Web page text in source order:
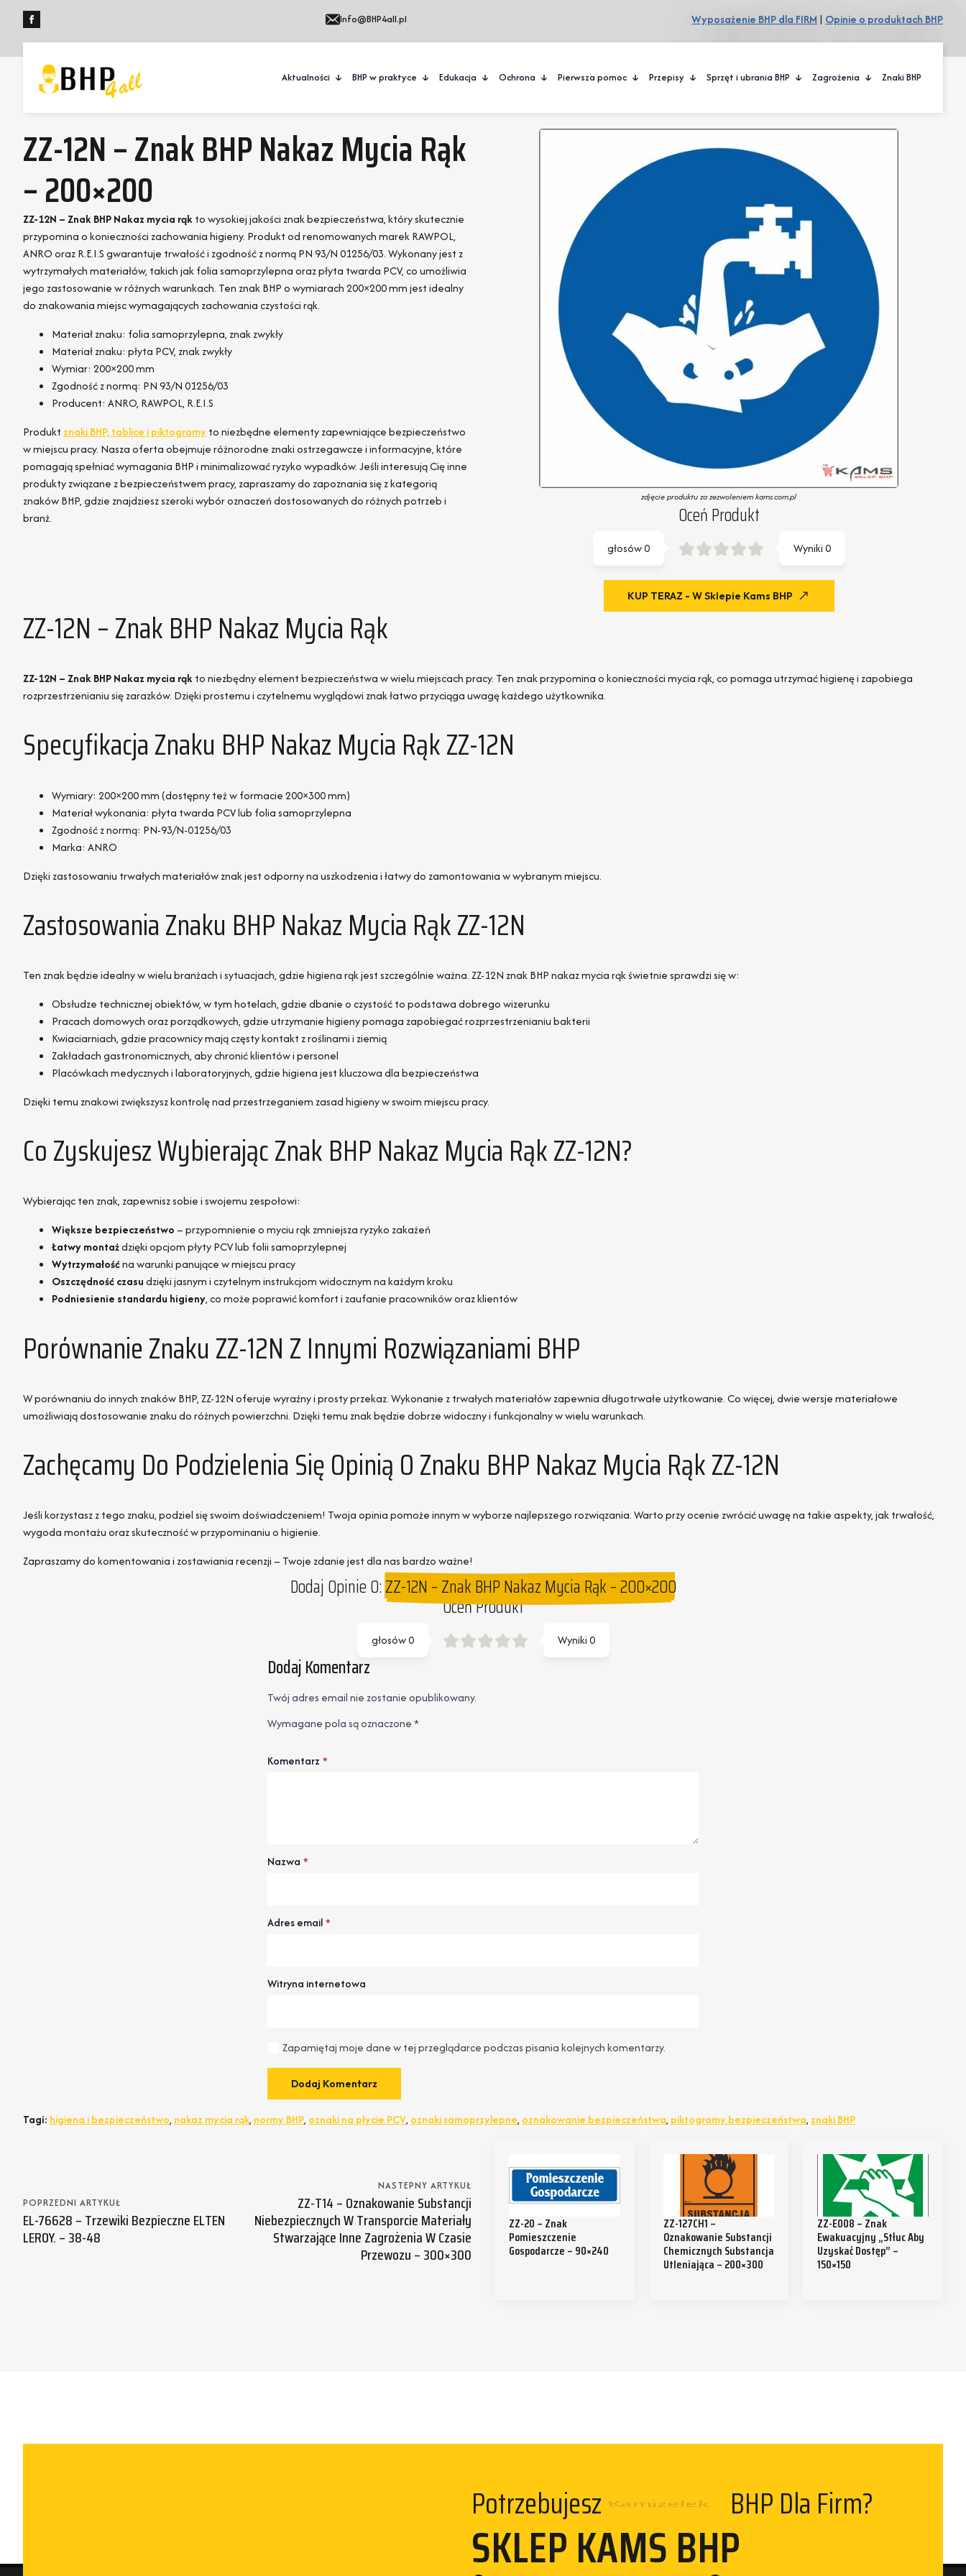
Info@BHP4all.pl Wyposażenie BHP dla FIRM | Opinie o produktach BHP
Aktualności BHP w praktyce Edukacja Ochrona Pierwsza pomoc Przepisy Sprzęt i ubrania BHP Zagrożenia Znaki BHP
ZZ-12N – Znak BHP Nakaz Mycia Rąk
– 200×200
ZZ-12N – Znak BHP Nakaz mycia rąkto wysokiej jakości znak bezpieczeństwa, który skutecznie
przypomina o konieczności zachowania higieny. Produkt od renomowanych marek RAWPOL,
ANRO oraz R.E.I.S gwarantuje trwałość i zgodność z normą PN 93/N 01256/03. Wykonany jest z
wytrzymałych materiałów, takich jak folia samoprzylepna oraz płyta twarda PCV, co umożliwia
jego zastosowanie w różnych warunkach. Ten znak BHP o wymiarach 200×200 mm jest idealny
do znakowania miejsc wymagających zachowania czystości rąk.
Materiał znaku: folia samoprzylepna, znak zwykły
Materiał znaku: płyta PCV, znak zwykły
Wymiar: 200×200 mm
Zgodność z normą: PN 93/N 01256/03
Producent: ANRO, RAWPOL, R.E.I.S
Produkt znaki BHP, tablice i piktogramyto niezbędne elementy zapewniające bezpieczeństwo
w miejscu pracy. Nasza oferta obejmuje różnorodne znaki ostrzegawcze i informacyjne, które
pomagają spełniać wymagania BHP i minimalizować ryzyko wypadków. Jeśli interesują Cię inne
produkty związane z bezpieczeństwem pracy, zapraszamy do zapoznania się z kategorią
znaków BHP, gdzie znajdziesz szeroki wybór oznaczeń dostosowanych do różnych potrzeb i
branż.
zdjęcie produktu za zezwoleniem kams.com.pl
Oceń Produkt
Wyniki0
głosów0
KUP TERAZ - W Sklepie Kams BHP
ZZ-12N – Znak BHP Nakaz Mycia Rąk
ZZ-12N – Znak BHP Nakaz mycia rąkto niezbędny element bezpieczeństwa w wielu miejscach pracy. Ten znak przypomina o konieczności mycia rąk, co pomaga utrzymać higienę i zapobiega
rozprzestrzenianiu się zarazków. Dzięki prostemu i czytelnemu wyglądowi znak łatwo przyciąga uwagę każdego użytkownika.
Specyfikacja Znaku BHP Nakaz Mycia Rąk ZZ-12N
Wymiary: 200×200 mm (dostępny też w formacie 200×300 mm)
Materiał wykonania: płyta twarda PCV lub folia samoprzylepna
Zgodność z normą: PN-93/N-01256/03
Marka: ANRO
Dzięki zastosowaniu trwałych materiałów znak jest odporny na uszkodzenia i łatwy do zamontowania w wybranym miejscu.
Zastosowania Znaku BHP Nakaz Mycia Rąk ZZ-12N
Ten znak będzie idealny w wielu branżach i sytuacjach, gdzie higiena rąk jest szczególnie ważna. ZZ-12N znak BHP nakaz mycia rąk świetnie sprawdzi się w:
Obsłudze technicznej obiektów, w tym hotelach, gdzie dbanie o czystość to podstawa dobrego wizerunku
Pracach domowych oraz porządkowych, gdzie utrzymanie higieny pomaga zapobiegać rozprzestrzenianiu bakterii
Kwiaciarniach, gdzie pracownicy mają częsty kontakt z roślinami i ziemią
Zakładach gastronomicznych, aby chronić klientów i personel
Placówkach medycznych i laboratoryjnych, gdzie higiena jest kluczowa dla bezpieczeństwa
Dzięki temu znakowi zwiększysz kontrolę nad przestrzeganiem zasad higieny w swoim miejscu pracy.
Co Zyskujesz Wybierając Znak BHP Nakaz Mycia Rąk ZZ-12N?
Wybierając ten znak, zapewnisz sobie i swojemu zespołowi:
Większe bezpieczeństwo – przypomnienie o myciu rąk zmniejsza ryzyko zakażeń
Łatwy montażdzięki opcjom płyty PCV lub folii samoprzylepnej
Wytrzymałośćna warunki panujące w miejscu pracy
Oszczędność czasudzięki jasnym i czytelnym instrukcjom widocznym na każdym kroku
Podniesienie standardu higieny, co może poprawić komfort i zaufanie pracowników oraz klientów
Porównanie Znaku ZZ-12N Z Innymi Rozwiązaniami BHP
W porównaniu do innych znaków BHP, ZZ-12N oferuje wyraźny i prosty przekaz. Wykonanie z trwałych materiałów zapewnia długotrwałe użytkowanie. Co więcej, dwie wersje materiałowe
umożliwiają dostosowanie znaku do różnych powierzchni. Dzięki temu znak będzie dobrze widoczny i funkcjonalny w wielu warunkach.
Zachęcamy Do Podzielenia Się Opinią O Znaku BHP Nakaz Mycia Rąk ZZ-12N
Jeśli korzystasz z tego znaku, podziel się swoim doświadczeniem! Twoja opinia pomoże innym w wyborze najlepszego rozwiązania. Warto przy ocenie zwrócić uwagę na takie aspekty, jak trwałość,
wygoda montażu oraz skuteczność w przypominaniu o higienie.
Zapraszamy do komentowania i zostawiania recenzji – Twoje zdanie jest dla nas bardzo ważne!
Dodaj Opinie O:ZZ-12N – Znak BHP Nakaz Mycia Rąk – 200×200
Oceń Produkt
Wyniki0
głosów0
Dodaj Komentarz
Twój adres email nie zostanie opublikowany.
Wymagane pola są oznaczone*
Komentarz *
Nazwa *
Adres email*
Witryna internetowa
Zapamiętaj moje dane w tej przeglądarce podczas pisania kolejnych komentarzy.
Tagi: higiena i bezpieczeństwo, nakaz mycia rąk, normy BHP, oznaki na płycie PCV, oznaki samoprzylepne, oznakowanie bezpieczeństwa, piktogramy bezpieczeństwa, znaki BHP
POPRZEDNI ARTYKUŁ
EL-76628 – Trzewiki Bezpieczne ELTEN
LEROY. – 38-48
NASTEPNY ARTYKUŁ
ZZ-T14 – Oznakowanie Substancji
Niebezpiecznych W Transporcie Materiały
Stwarzające Inne Zagrożenia W Czasie
Przewozu – 300×300
ZZ-20 – Znak
Pomieszczenie
Gospodarcze – 90×240
ZZ-127CH1 –
Oznakowanie Substancji
Chemicznych Substancja
Utleniająca – 200×300
ZZ-E008 – Znak
Ewakuacyjny „Stłuc Aby
Uzyskać Dostęp” –
150×150
PotrzebujeszKamizelek BHP Dla Firm?
SKLEP KAMS BHP